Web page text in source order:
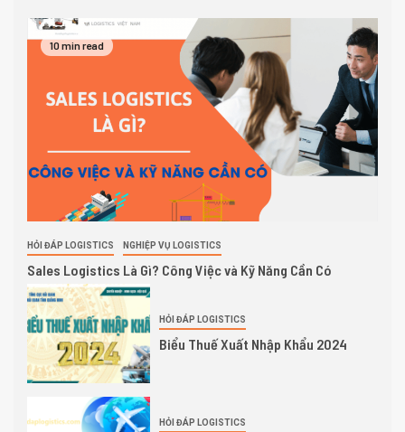
10 min read
HỎI ĐÁP LOGISTICS NGHIỆP VỤ LOGISTICS
Sales Logistics Là Gì? Công Việc và Kỹ Năng Cần Có
HỎI ĐÁP LOGISTICS
Biểu Thuế Xuất Nhập Khẩu 2024
HỎI ĐÁP LOGISTICS